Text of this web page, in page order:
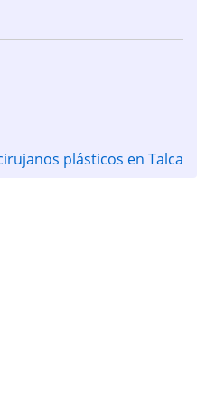
plásticos en Talca